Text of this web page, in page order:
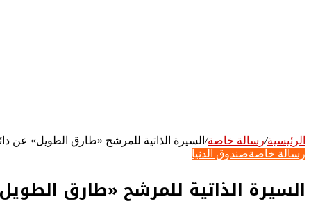
الرئيسية/رسالة خاصة/ السيرة الذاتية للمرشح «طارق الطويل» عن
رسالة خاصةصندوق الدنيا
السيرة الذاتية للمرشح «طارق